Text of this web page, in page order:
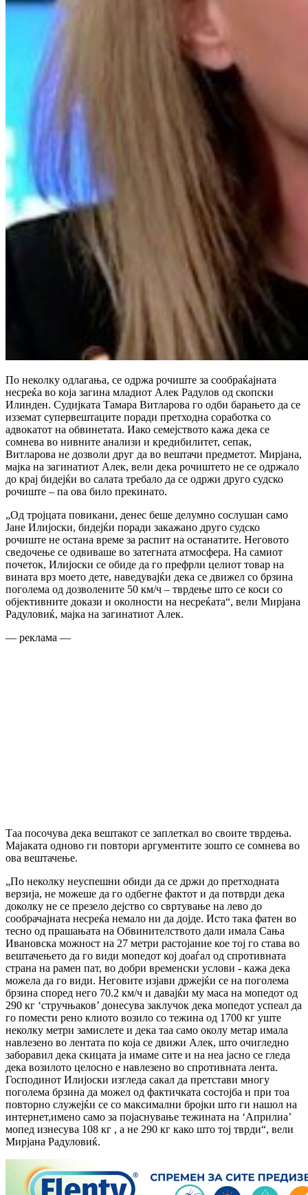
По неколку одлагања, се одржа рочиште за сообраќајната
несреќа во која загина младиот Алек Радулов од скопски
Илинден. Судијката Тамара Витларова го одби барањето да се
изземат супервештаците поради претходна соработка со
адвокатот на обвинетата. Иако семејството кажа дека се
сомнева во нивните анализи и кредибилитет, сепак,
Витларова не дозволи друг да во вештачи предметот. Мирјана,
мајка на загинатиот Алек, вели дека рочиштето не се одржало
до крај бидејќи во салата требало да се одржи друго судско
рочиште – па ова било прекинато.
„Од тројцата повикани, денес беше делумно сослушан само
Јане Илијоски, бидејќи поради закажано друго судско
рочиште не остана време за распит на останатите. Неговото
сведочење се одвиваше во затегната атмосфера. На самиот
почеток, Илијоски се обиде да го префрли целиот товар на
вината врз моето дете, наведувајќи дека се движел со брзина
поголема од дозволените 50 км/ч – тврдење што се коси со
објективните докази и околности на несреќата“, вели Мирјана
Радуловиќ, мајка на загинатиот Алек.
— реклама —
Таа посочува дека вештакот се заплеткал во своите тврдења.
Мајаката одново ги повтори аргументите зошто се сомнева во
ова вештачење.
„По неколку неуспешни обиди да се држи до претходната
верзија, не можеше да го одбегне фактот и да потврди дека
доколку не се презело дејство со свртување на лево до
сообрачајната несреќа немало ни да дојде. Исто така фатен во
тесно од прашањата на Обвинителството дали имала Сања
Ивановска можност на 27 метри растојание кое тој го става во
вештачењето да го види мопедот кој доаѓал од спротивната
страна на рамен пат, во добри временски услови - кажа дека
можела да го види. Неговите изјави држејќи се на поголема
брзина според него 70.2 км/ч и давајќи му маса на мопедот од
290 кг ‘стручњаков’ донесува заклучок дека мопедот успеал да
го помести рено клиото возило со тежина од 1700 кг уште
неколку метри замислете и дека таа само околу метар имала
навлезено во лентата по која се движи Алек, што очигледно
заборавил дека скицата ја имаме сите и на неа јасно се гледа
дека возилото целосно е навлезено во спротивната лента.
Господинот Илијоски изгледа сакал да претстави многу
поголема брзина да можел од фактичката состојба и при тоа
повторно служејќи се со максимални бројки што ги нашол на
интернет,имено само за појаснување тежината на ‘Априлиа’
мопед изнесува 108 кг , а не 290 кг како што тој тврди“, вели
Мирјана Радуловиќ.